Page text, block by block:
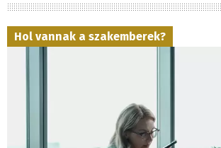
Hol vannak a szakemberek?